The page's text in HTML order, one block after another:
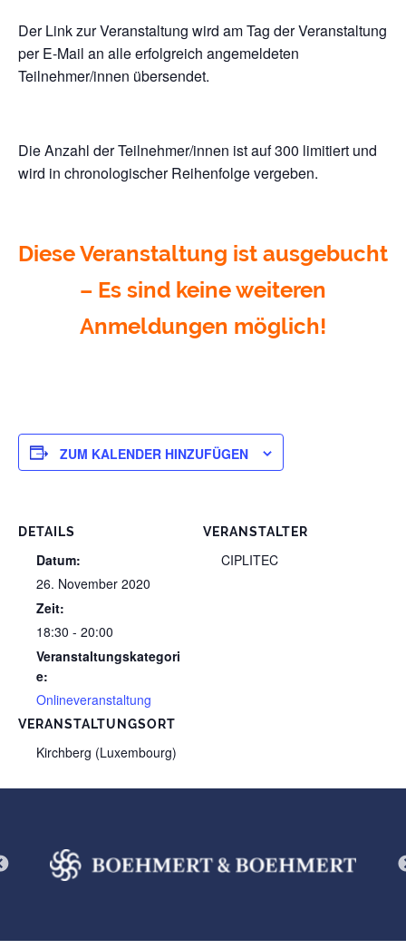
Der Link zur Veranstaltung wird am Tag der Veranstaltung
per E-Mail an alle erfolgreich angemeldeten
Teilnehmer/innen übersendet.
Die Anzahl der Teilnehmer/innen ist auf 300 limitiert und
wird in chronologischer Reihenfolge vergeben.
Diese Veranstaltung ist ausgebucht
– Es sind keine weiteren
Anmeldungen möglich!
ZUM KALENDER HINZUFÜGEN
DETAILS
Datum:
26. November 2020
Zeit:
18:30 - 20:00
Veranstaltungskategori
e:
Onlineveranstaltung
VERANSTALTUNGSORT
Kirchberg (Luxembourg)
VERANSTALTER
CIPLITEC